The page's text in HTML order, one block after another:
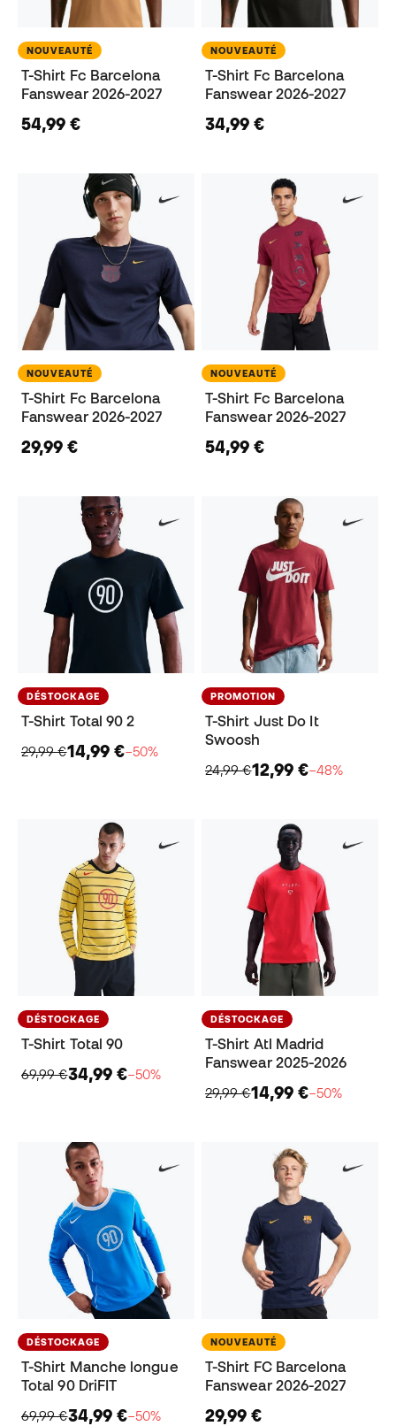
NOUVEAUTÉ
T-Shirt Fc Barcelona
Fanswear 2026-2027
54,99 €
NOUVEAUTÉ
T-Shirt Fc Barcelona
Fanswear 2026-2027
34,99 €
NOUVEAUTÉ
T-Shirt Fc Barcelona
Fanswear 2026-2027
29,99 €
NOUVEAUTÉ
T-Shirt Fc Barcelona
Fanswear 2026-2027
54,99 €
DÉSTOCKAGE
T-Shirt Total 90 2
29,99 €14,99 €−50%
PROMOTION
T-Shirt Just Do It
Swoosh
24,99 €12,99 €−48%
DÉSTOCKAGE
T-Shirt Total 90
69,99 €34,99 €−50%
DÉSTOCKAGE
T-Shirt Atl Madrid
Fanswear 2025-2026
29,99 €14,99 €−50%
DÉSTOCKAGE
T-Shirt Manche longue
Total 90 DriFIT
69,99 €34,99 €−50%
NOUVEAUTÉ
T-Shirt FC Barcelona
Fanswear 2026-2027
29,99 €